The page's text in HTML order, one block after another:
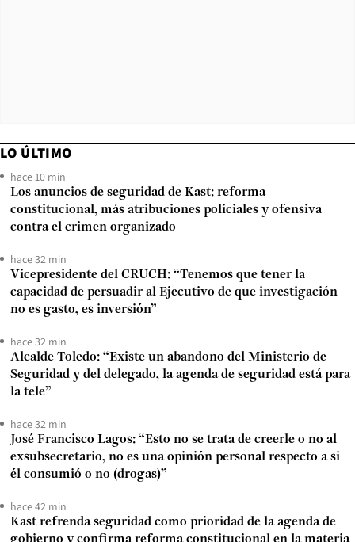
LO ÚLTIMO
hace 10 min
Los anuncios de seguridad de Kast: reforma
constitucional, más atribuciones policiales y ofensiva
contra el crimen organizado
hace 32 min
Vicepresidente del CRUCH: “Tenemos que tener la
capacidad de persuadir al Ejecutivo de que investigación
no es gasto, es inversión”
hace 32 min
Alcalde Toledo: “Existe un abandono del Ministerio de
Seguridad y del delegado, la agenda de seguridad está para
la tele”
hace 32 min
José Francisco Lagos: “Esto no se trata de creerle o no al
exsubsecretario, no es una opinión personal respecto a si
él consumió o no (drogas)”
hace 42 min
Kast refrenda seguridad como prioridad de la agenda de